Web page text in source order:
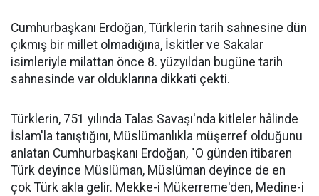
Cumhurbaşkanı Erdoğan, Türklerin tarih sahnesine dün
çıkmış bir millet olmadığına, İskitler ve Sakalar
isimleriyle milattan önce 8. yüzyıldan bugüne tarih
sahnesinde var olduklarına dikkati çekti.
Türklerin, 751 yılında Talas Savaşı'nda kitleler hâlinde
İslam'la tanıştığını, Müslümanlıkla müşerref olduğunu
anlatan Cumhurbaşkanı Erdoğan, "O günden itibaren
Türk deyince Müslüman, Müslüman deyince de en
çok Türk akla gelir. Mekke-i Mükerreme'den, Medine-i